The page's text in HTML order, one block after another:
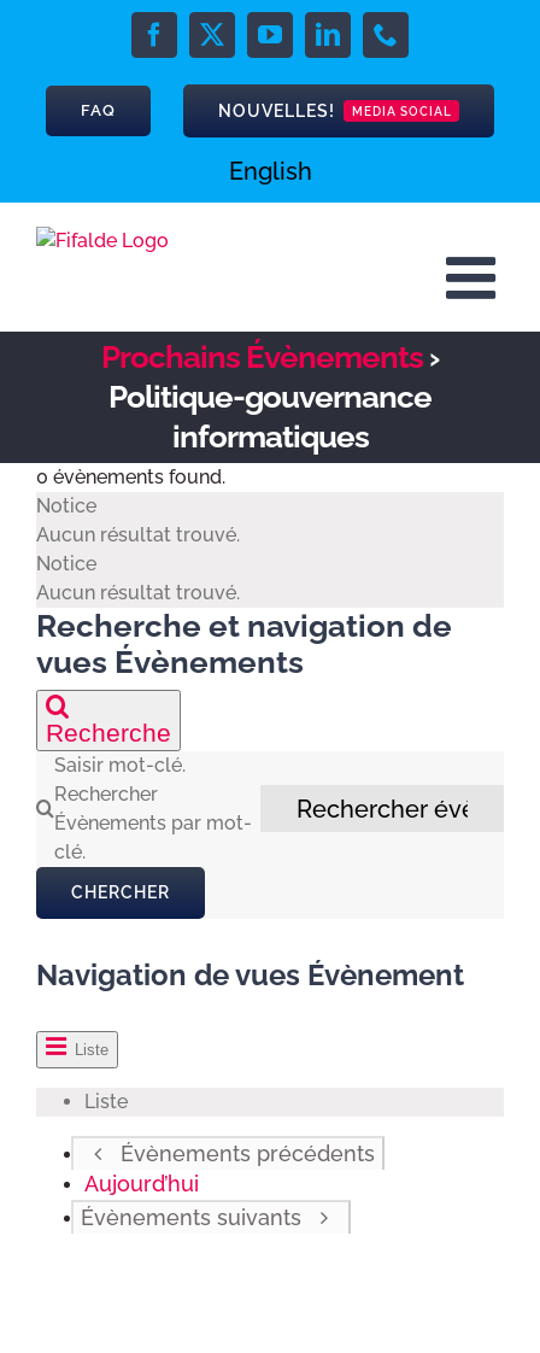
Facebook
X YouTubeLinkedInPhone
FAQ NOUVELLES! MEDIA SOCIAL
English
Prochains Évènements ›
Politique-gouvernance
informatiques
0 évènements found.
Évènements
Notice
Aucun résultat trouvé.
Notice
Aucun résultat trouvé.
Recherche et navigation de
vues Évènements
Recherche
Saisir mot-clé.
Rechercher
Évènements par mot-
clé.
CHERCHER
Navigation de vues Évènement
Liste
Liste
Évènements précédents
Aujourd’hui
Évènements suivants